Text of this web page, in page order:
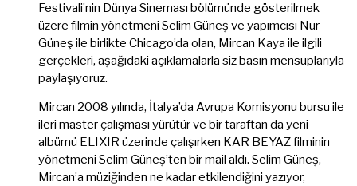
Festivali’nin Dünya Sineması bölümünde gösterilmek
üzere filmin yönetmeni Selim Güneş ve yapımcısı Nur
Güneş ile birlikte Chicago’da olan, Mircan Kaya ile ilgili
gerçekleri, aşağıdaki açıklamalarla siz basın mensuplarıyla
paylaşıyoruz.
Mircan 2008 yılında, İtalya’da Avrupa Komisyonu bursu ile
ileri master çalışması yürütür ve bir taraftan da yeni
albümü ELIXIR üzerinde çalışırken KAR BEYAZ filminin
yönetmeni Selim Güneş’ten bir mail aldı. Selim Güneş,
Mircan’a müziğinden ne kadar etkilendiğini yazıyor,